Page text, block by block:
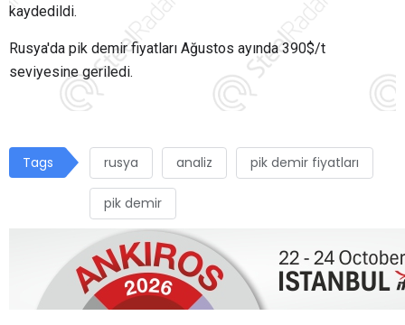
kaydedildi.
Rusya'da pik demir fiyatları Ağustos ayında 390$/t
seviyesine geriledi.
Tags rusya analiz pik demir fiyatları
pik demir